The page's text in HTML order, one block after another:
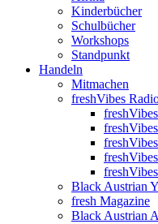
Kinderbücher
Schulbücher
Workshops
Standpunkt
Handeln
Mitmachen
freshVibes
Black Austrian
fresh Magazine
Black Austrian